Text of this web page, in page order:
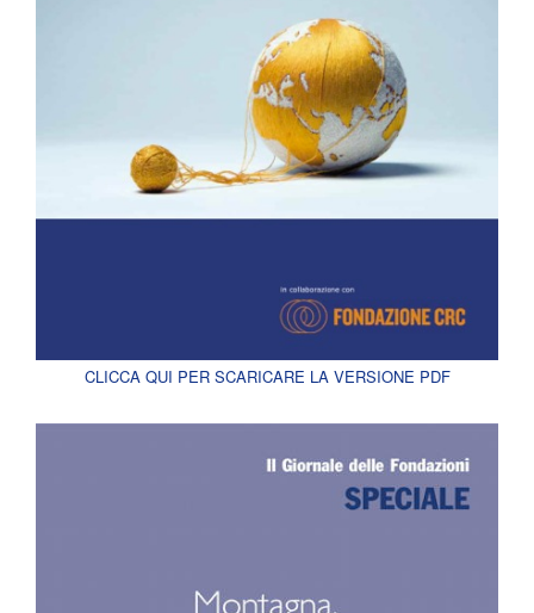
CLICCA QUI PER SCARICARE LA VERSIONE PDF